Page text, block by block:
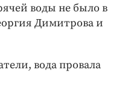
воды не было в
Димитрова и
вода провала